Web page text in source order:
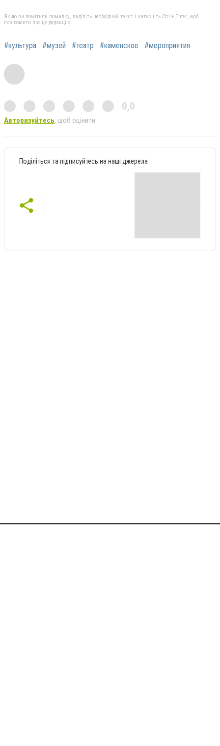
Якщо ви помітили помилку, виділіть необхідний текст і натисніть Ctrl + Enter, щоб
повідомити про це редакцію
#культура #музей #театр #каменское #мероприятия
0,0
Авторизуйтесь, щоб оцінити
Поділіться та підписуйтесь на наші джерела